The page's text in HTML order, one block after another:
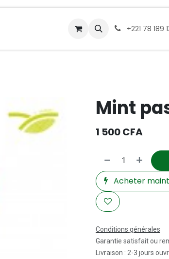
Nos points relais À propos+221 78 189
Mint
1 500CFA
Acheter
Conditions générales
Garantie satisfait ou
Livraison : 2-3 jours